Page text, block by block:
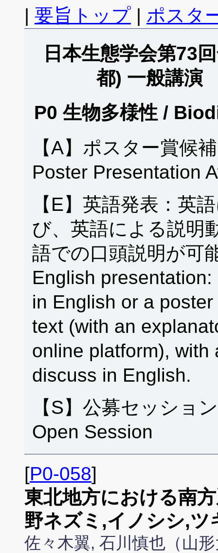
| 要旨トップ | ポスタ
日本生態学会第73
都) 一般講演
P0 生物多様性 /
【A】ポスター賞候
Poster Presentation
【E】英語発表：英
び、英語による説明
語での口頭説明が可
English
in English or a
text (with an
online platform), with
discuss in English.
【S】公募セッショ
Open Session
[P0-058]
東北地方における南
野ネズミ,イノシシ,ツ
佐々木翼, 石川慎也（山